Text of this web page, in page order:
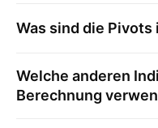
Was sind die Pivots
Welche anderen
Berechnung